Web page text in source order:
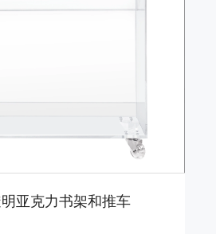
亚克力书架和推车